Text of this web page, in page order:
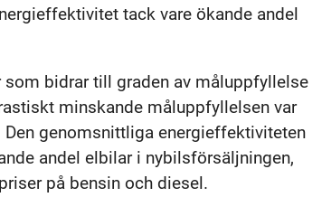
tack vare ökande andel
bidrar till graden av måluppfyllelse
minskande måluppfyllelsen var
genomsnittliga energieffektiviteten
andel elbilar i nybilsförsäljningen,
på bensin och diesel.